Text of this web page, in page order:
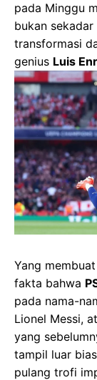
pada Minggu
bukan
transformasi
genius Luis
Yang
fakta bahwa
pada nama-
Lionel Messi,
yang
tampil luar
pulang trofi